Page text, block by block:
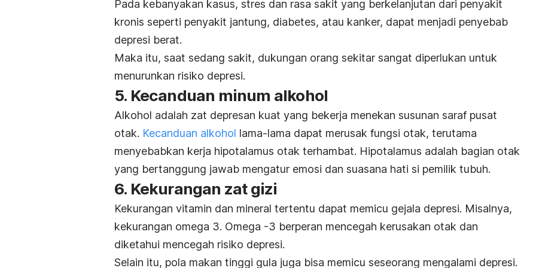
Pada kebanyakan kasus, stres dan rasa sakit yang berkelanjutan dari penyakit
kronis seperti penyakit jantung, diabetes, atau kanker, dapat menjadi penyebab
depresi berat.
Maka itu, saat sedang sakit, dukungan orang sekitar sangat diperlukan untuk
menurunkan risiko depresi.
5. Kecanduan minum alkohol
Alkohol adalah zat depresan kuat yang bekerja menekan susunan saraf pusat
otak. Kecanduan alkohol lama-lama dapat merusak fungsi otak, terutama
menyebabkan kerja hipotalamus otak terhambat. Hipotalamus adalah bagian otak
yang bertanggung jawab mengatur emosi dan suasana hati si pemilik tubuh.
6. Kekurangan zat gizi
Kekurangan vitamin dan mineral tertentu dapat memicu gejala depresi. Misalnya,
kekurangan omega 3. Omega -3 berperan mencegah kerusakan otak dan
diketahui mencegah risiko depresi.
Selain itu, pola makan tinggi gula juga bisa memicu seseorang mengalami depresi.